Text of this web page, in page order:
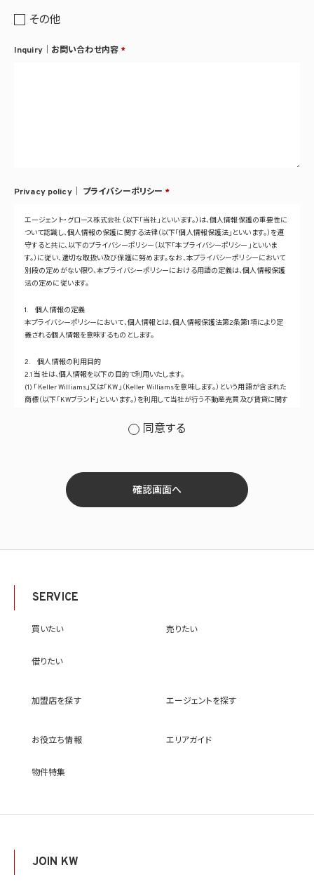
その他
Inquiry｜お問い合わせ内容 *
Privacy policy｜ プライバシーポリシー *
エージェント・グロース株式会社（以下「当社」といいます。）は、個人情報保護の重要性に
ついて認識し、個人情報の保護に関する法律（以下「個人情報保護法」といいます。）を遵
守すると共に、以下のプライバシーポリシー（以下「本プライバシーポリシー」といいま
す。）に従い、適切な取扱い及び保護に努めます。なお、本プライバシーポリシーにおいて
別段の定めがない限り、本プライバシーポリシーにおける用語の定義は、個人情報保護
法の定めに従います。
1. 個人情報の定義
本プライバシーポリシーにおいて、個人情報とは、個人情報保護法第2条第1項により定
義される個人情報を意味するものとします。
2. 個人情報の利用目的
2.1 当社は、個人情報を以下の目的で利用いたします。
(1) 「Keller Williams」又は「KW」（Keller Williamsを意味します。）という用語が含まれた
商標（以下「KWブランド」といいます。）を利用して当社が行う不動産売買及び賃貸に関す
(2) 当社サービス及び当社がKWブランドのライセンスを行う対象となる事業者（サブラ
(3) 当社の商品、サービス等のご案内のため
(4) 当社サービスに関する当社の規約、ポリシー等（以下「規約等」といいます。）に違反す
る行為に対する対応のため
(7) ①KWブランドのライセンサー（以下「KWライセンサー」といいます。）、②KWブランド
ため。なお、KWエージェントとは、KW加盟店の業務に従事する個人を意味します。また、
(8) 当社サービスを介して販売等が行われる物件に関する情報について、当社、KWライ
(9) 雇用管理及び社内手続のため（役職員の個人情報について）、並びに人材採用活動
情報を当社又はKWライセンサーが運営するウェブサイト（当社又はKWライセンサーか
(11) 株主管理、会社法その他法令上の手続対応のため（株主、新株予約権者等の個人情
(12) 当社のサービスを通じて実施された不動産に関する取引の実績について、個人を識
別できない形式に加工した統計データを作成するため
2.2 第2.1項第7号に基づいて個人情報の提供を受けた第三者は、当社サービスに関連す
報の主体である個人（以下「本人」といいます。）が、これらの利用目的で個人情報を利用
することについて同意を撤回し又は異議を述べた場合には、当社はただちにその旨を当
同意する
確認画面へ
SERVICE
買いたい 売りたい
借りたい
加盟店を探す エージェントを探す
お役立ち情報 エリアガイド
物件特集
JOIN KW